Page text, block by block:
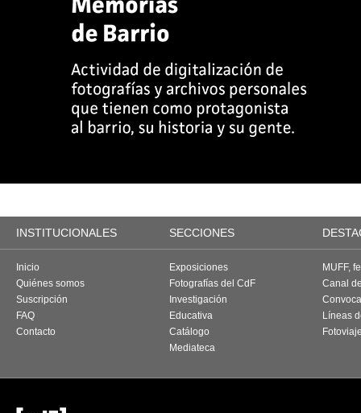
INSTITUCIONALES SECCIONES
Inicio
Quiénes somos
Suscripción
FAQ
Contacto
Exposiciones
Fotografías del CdF
Investigación
Educativa
Catálogo
Mediateca
MUFF,
Canal
Líneas